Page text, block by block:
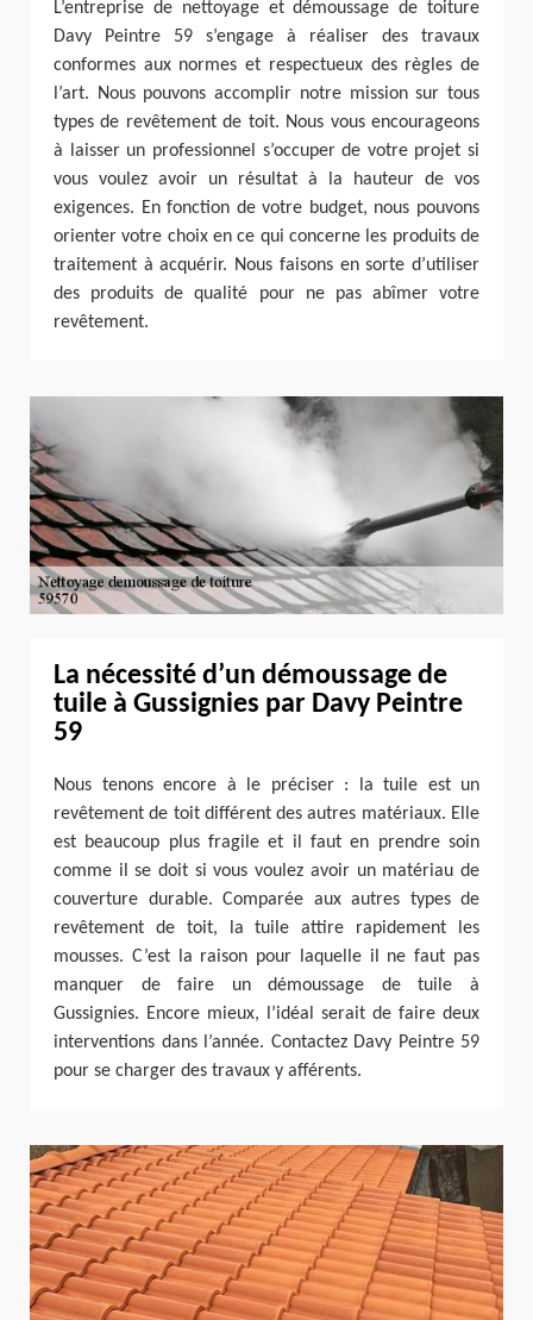
L’entreprise de nettoyage et démoussage de toiture
Davy Peintre 59 s’engage à réaliser des travaux
conformes aux normes et respectueux des règles de
l’art. Nous pouvons accomplir notre mission sur tous
types de revêtement de toit. Nous vous encourageons
à laisser un professionnel s’occuper de votre projet si
vous voulez avoir un résultat à la hauteur de vos
exigences. En fonction de votre budget, nous pouvons
orienter votre choix en ce qui concerne les produits de
traitement à acquérir. Nous faisons en sorte d’utiliser
des produits de qualité pour ne pas abîmer votre
revêtement.
La nécessité d’un démoussage de
tuile à Gussignies par Davy Peintre
59
Nous tenons encore à le préciser : la tuile est un
revêtement de toit différent des autres matériaux. Elle
est beaucoup plus fragile et il faut en prendre soin
comme il se doit si vous voulez avoir un matériau de
couverture durable. Comparée aux autres types de
revêtement de toit, la tuile attire rapidement les
mousses. C’est la raison pour laquelle il ne faut pas
manquer de faire un démoussage de tuile à
Gussignies. Encore mieux, l’idéal serait de faire deux
interventions dans l’année. Contactez Davy Peintre 59
pour se charger des travaux y afférents.